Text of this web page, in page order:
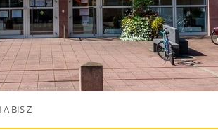
A BIS Z